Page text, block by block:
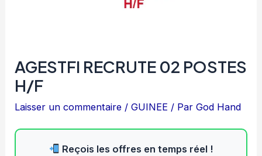
AGESTFI RECRUTE 02 POSTES
H/F
Laisser un commentaire /GUINEE / ParGod Hand
Reçois les offres en temps réel !